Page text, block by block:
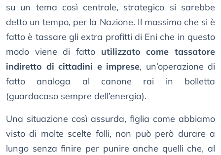
su un tema così centrale, strategico si sarebbe
detto un tempo, per la Nazione. Il massimo che si è
fatto è tassare gli extra profitti di Eni che in questo
modo viene di fatto utilizzato come tassatore
indiretto di cittadini e imprese, un’operazione di
fatto analoga al canone rai in bolletta
(guardacaso sempre dell’energia).
Una situazione così assurda, figlia come abbiamo
visto di molte scelte folli, non può però durare a
lungo senza finire per punire anche quelli che, al